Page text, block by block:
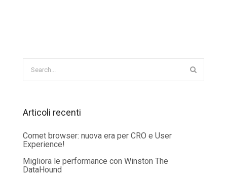
Articoli recenti
Comet browser: nuova era per CRO e User
Experience!
Migliora le performance con Winston The
DataHound